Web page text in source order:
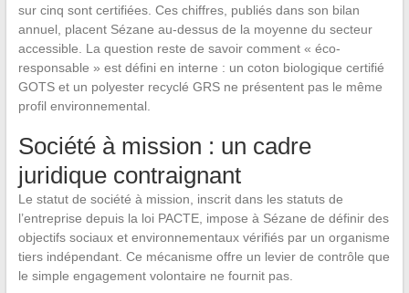
sur cinq sont certifiées. Ces chiffres, publiés dans son bilan
annuel, placent Sézane au-dessus de la moyenne du secteur
accessible. La question reste de savoir comment « éco-
responsable » est défini en interne : un coton biologique certifié
GOTS et un polyester recyclé GRS ne présentent pas le même
profil environnemental.
Société à mission : un cadre
juridique contraignant
Le statut de société à mission, inscrit dans les statuts de
l’entreprise depuis la loi PACTE, impose à Sézane de définir des
objectifs sociaux et environnementaux vérifiés par un organisme
tiers indépendant. Ce mécanisme offre un levier de contrôle que
le simple engagement volontaire ne fournit pas.